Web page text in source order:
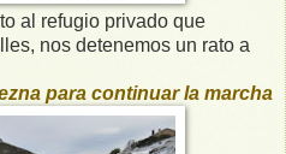
al refugio privado que
nos detenemos un rato a
para continuar la marcha